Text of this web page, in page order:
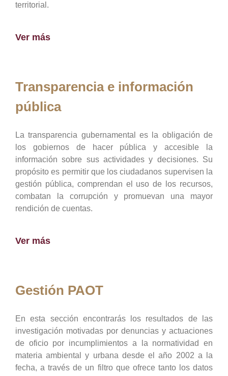
territorial.
Ver más
Transparencia e información
pública
La transparencia gubernamental es la obligación de
los gobiernos de hacer pública y accesible la
información sobre sus actividades y decisiones. Su
propósito es permitir que los ciudadanos supervisen la
gestión pública, comprendan el uso de los recursos,
combatan la corrupción y promuevan una mayor
rendición de cuentas.
Ver más
Gestión PAOT
En esta sección encontrarás los resultados de las
investigación motivadas por denuncias y actuaciones
de oficio por incumplimientos a la normatividad en
materia ambiental y urbana desde el año 2002 a la
fecha, a través de un filtro que ofrece tanto los datos